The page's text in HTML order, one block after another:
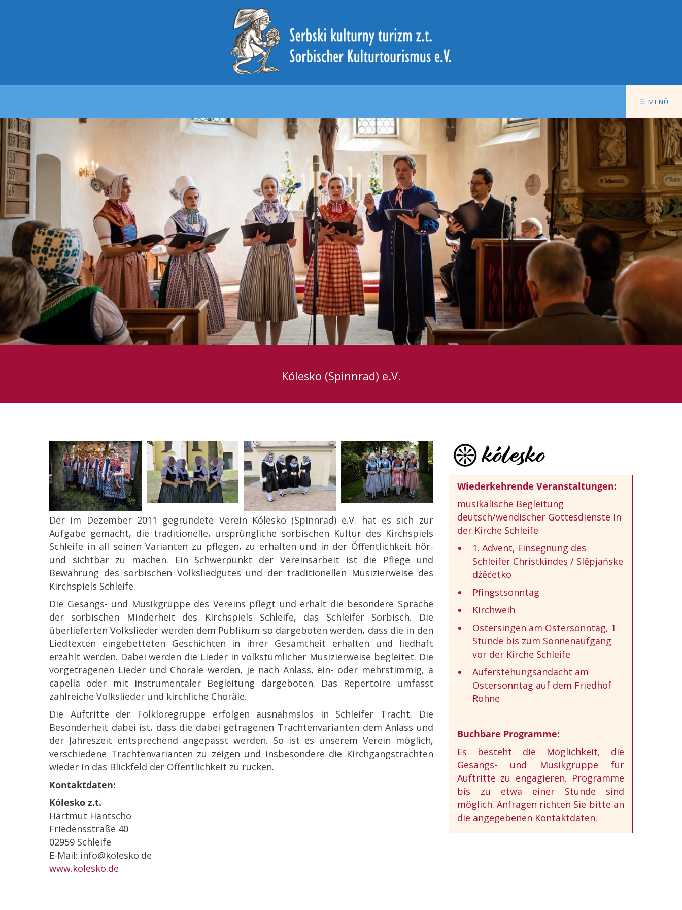
☰ MENÜ
Kólesko (Spinnrad) e.V.
Der im Dezember 2011 gegründete Verein Kólesko (Spinnrad) e.V. hat es sich zur
Aufgabe gemacht, die traditionelle, ursprüngliche sorbischen Kultur des Kirchspiels
Schleife in all seinen Varianten zu pflegen, zu erhalten und in der Öffentlichkeit hör-
und sichtbar zu machen. Ein Schwerpunkt der Vereinsarbeit ist die Pflege und
Bewahrung des sorbischen Volksliedgutes und der traditionellen Musizierweise des
Kirchspiels Schleife.
Die Gesangs- und Musikgruppe des Vereins pflegt und erhält die besondere Sprache
der sorbischen Minderheit des Kirchspiels Schleife, das Schleifer Sorbisch. Die
überlieferten Volkslieder werden dem Publikum so dargeboten werden, dass die in den
Liedtexten eingebetteten Geschichten in ihrer Gesamtheit erhalten und liedhaft
erzählt werden. Dabei werden die Lieder in volkstümlicher Musizierweise begleitet. Die
vorgetragenen Lieder und Choräle werden, je nach Anlass, ein- oder mehrstimmig, a
capella oder mit instrumentaler Begleitung dargeboten. Das Repertoire umfasst
zahlreiche Volkslieder und kirchliche Choräle.
Die Auftritte der Folkloregruppe erfolgen ausnahmslos in Schleifer Tracht. Die
Besonderheit dabei ist, dass die dabei getragenen Trachtenvarianten dem Anlass und
der Jahreszeit entsprechend angepasst werden. So ist es unserem Verein möglich,
verschiedene Trachtenvarianten zu zeigen und insbesondere die Kirchgangstrachten
wieder in das Blickfeld der Öffentlichkeit zu rücken.
Kontaktdaten:
Kólesko z.t.
Hartmut Hantscho
Friedensstraße 40
02959 Schleife
E-Mail: info@kolesko.de
www.kolesko.de
Wiederkehrende Veranstaltungen:
musikalische Begleitung
deutsch/wendischer Gottesdienste in
der Kirche Schleife
1. Advent, Einsegnung des
Schleifer Christkindes / Slěpjańske
dźěćetko
Pfingstsonntag
Kirchweih
Ostersingen am Ostersonntag, 1
Stunde bis zum Sonnenaufgang
vor der Kirche Schleife
Auferstehungsandacht am
Ostersonntag auf dem Friedhof
Rohne
Buchbare Programme:
Es besteht die Möglichkeit, die
Gesangs- und Musikgruppe für
Auftritte zu engagieren. Programme
bis zu etwa einer Stunde sind
möglich. Anfragen richten Sie bitte an
die angegebenen Kontaktdaten.